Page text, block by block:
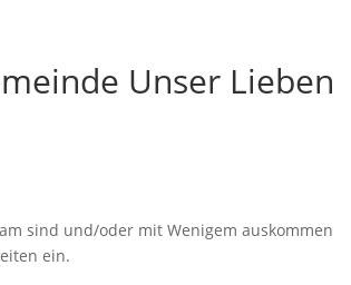
Unser Lieben
sind und/oder mit Wenigem auskommen
ein.